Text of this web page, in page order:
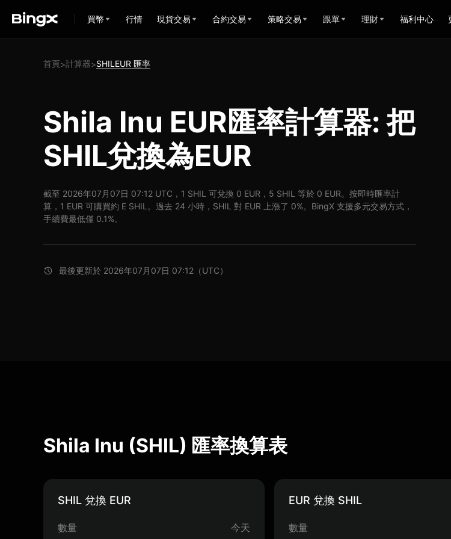
買幣 行情 現貨交易 合約交易 策略交易 跟單 理財 福利中心
首頁>計算器>SHILEUR 匯率
Shila Inu EUR匯率計算器: 把
SHIL兌換為EUR
截至 2026年07月07日 07:12 UTC，1 SHIL 可兌換 0 EUR，5 SHIL 等於 0 EUR。按即時匯率計
算，1 EUR 可購買約 E SHIL。過去 24 小時，SHIL 對 EUR 上漲了 0%。BingX 支援多元交易方式，
手續費最低僅 0.1%。
最後更新於 2026年07月07日 07:12（UTC）
Shila Inu (SHIL) 匯率換算表
SHIL 兌換 EUR
數量 今天
EUR 兌換 SHIL
數量